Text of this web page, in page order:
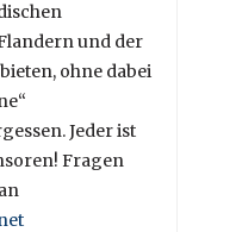
und der
ohne dabei
Jeder ist
Fragen